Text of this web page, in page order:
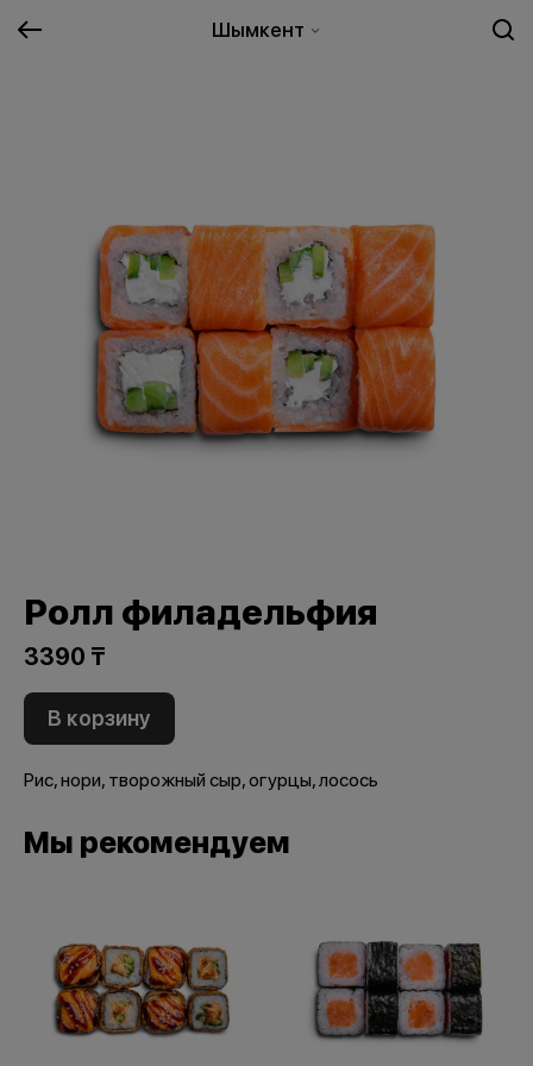
Шымкент
Ролл филадельфия
3390 ₸
В корзину
Рис, нори, творожный сыр, огурцы, лосось
Мы рекомендуем